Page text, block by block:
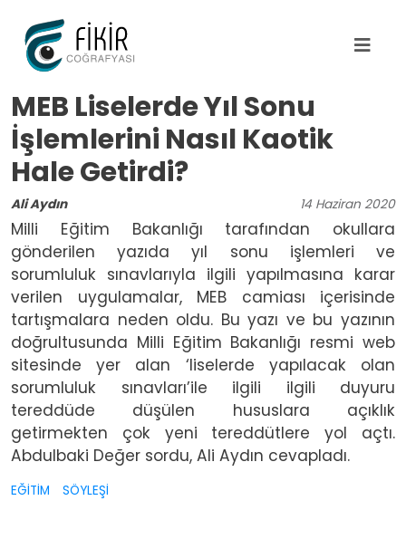
MEB Liselerde Yıl Sonu
İşlemlerini Nasıl Kaotik
Hale Getirdi?
Ali Aydın 14 Haziran 2020
Milli Eğitim Bakanlığı tarafından okullara
gönderilen yazıda yıl sonu işlemleri ve
sorumluluk sınavlarıyla ilgili yapılmasına karar
verilen uygulamalar, MEB camiası içerisinde
tartışmalara neden oldu. Bu yazı ve bu yazının
doğrultusunda Milli Eğitim Bakanlığı resmi web
sitesinde yer alan ‘liselerde yapılacak olan
sorumluluk sınavları’ile ilgili ilgili duyuru
tereddüde düşülen hususlara açıklık
getirmekten çok yeni tereddütlere yol açtı.
Abdulbaki Değer sordu, Ali Aydın cevapladı.
EĞİTİM SÖYLEŞİ